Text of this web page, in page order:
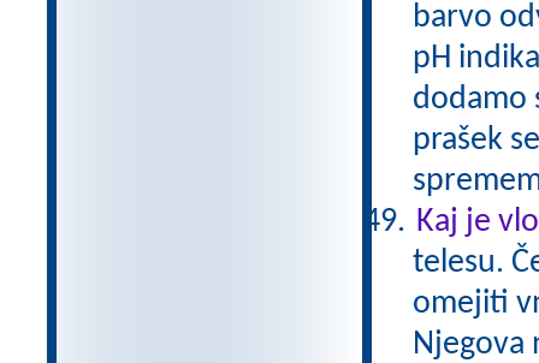
barvo
pH
dodamo
prašek
Kaj je
telesu.
omejiti
Njegova